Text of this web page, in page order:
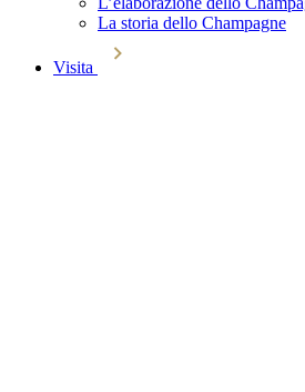
La storia dello Champagne
Visita